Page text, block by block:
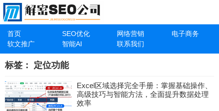
首页 SEO优化 网络营销
电子商务
软文推广
智能AI 联系我们
标签： 定位功能
Excel区域选择完全手册：掌握基础操作、
高级技巧与智能方法，全面提升数据处理
效率